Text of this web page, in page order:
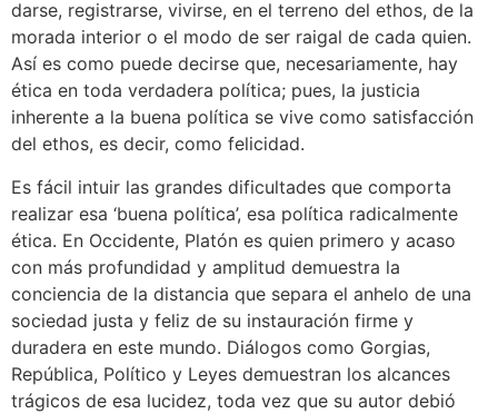
darse, registrarse, vivirse, en el terreno del ethos, de la
morada interior o el modo de ser raigal de cada quien.
Así es como puede decirse que, necesariamente, hay
ética en toda verdadera política; pues, la justicia
inherente a la buena política se vive como satisfacción
del ethos, es decir, como felicidad.
Es fácil intuir las grandes dificultades que comporta
realizar esa ‘buena política’, esa política radicalmente
ética. En Occidente, Platón es quien primero y acaso
con más profundidad y amplitud demuestra la
conciencia de la distancia que separa el anhelo de una
sociedad justa y feliz de su instauración firme y
duradera en este mundo. Diálogos como Gorgias,
República, Político y Leyes demuestran los alcances
trágicos de esa lucidez, toda vez que su autor debió